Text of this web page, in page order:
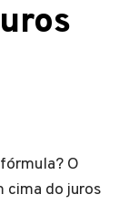
O
cima do juros